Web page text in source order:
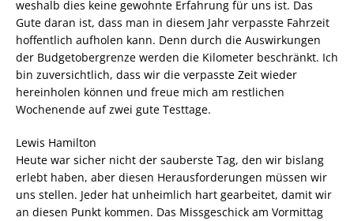
weshalb dies keine gewohnte Erfahrung für uns ist. Das
Gute daran ist, dass man in diesem Jahr verpasste Fahrzeit
hoffentlich aufholen kann. Denn durch die Auswirkungen
der Budgetobergrenze werden die Kilometer beschränkt. Ich
bin zuversichtlich, dass wir die verpasste Zeit wieder
hereinholen können und freue mich am restlichen
Wochenende auf zwei gute Testtage.
Lewis Hamilton
Heute war sicher nicht der sauberste Tag, den wir bislang
erlebt haben, aber diesen Herausforderungen müssen wir
uns stellen. Jeder hat unheimlich hart gearbeitet, damit wir
an diesen Punkt kommen. Das Missgeschick am Vormittag